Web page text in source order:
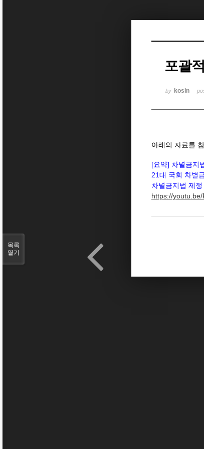
포괄
by kosin
아래의 자료를
[요약] 차별금지
21대 국회 차별
차별금지법 제
https://
목록
열기
Sketchbook5, 스케치북5
Sketchbook5, 스케치북5